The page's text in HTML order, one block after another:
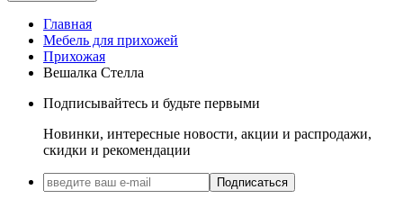
Ширина: 50 см
Высота: 200 см
Глубина: 35 см
Главная
Мебель для прихожей
Прихожая
Вешалка Стелла
Подписывайтесь и будьте первыми
Новинки, интересные новости, акции и распродажи,
скидки и рекомендации
Подписаться